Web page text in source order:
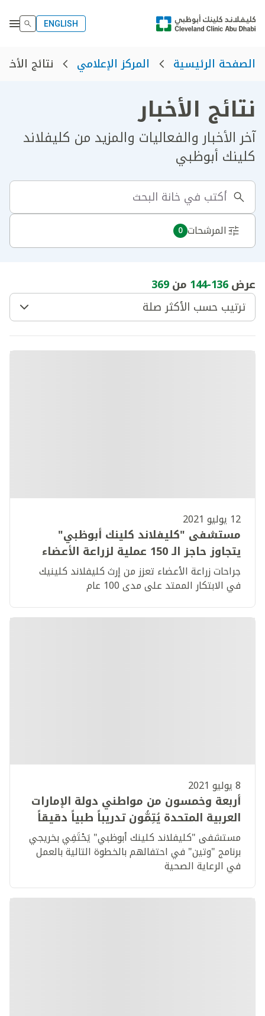
ENGLISH
الصفحة الرئيسية المركز الإعلامي نتائج
نتائج الأخبار
آخر الأخبار والفعاليات والمزيد من كليفلاند
كلينك أبوظبي
المرشحات 0
عرض136
-
144 من369
ترتيب حسب الأكثر صلة
12 يوليو 2021
مستشفى "كليفلاند كلينك أبوظبي"
يتجاوز حاجز الـ 150 عملية لزراعة الأعضاء
جراحات زراعة الأعضاء تعزز من إرث كليفلاند كلينيك
في الابتكار الممتد على مدى 100 عام
8 يوليو 2021
أربعة وخمسون من مواطني دولة الإمارات
العربية المتحدة يُتِمُّون تدريباً طبياً دقيقاً
وصارماً
مستشفى "كليفلاند كلينك أبوظبي" يَحْتَفِي بخريجي
برنامج "وتين" في احتفالهم بالخطوة التالية بالعمل
في الرعاية الصحية